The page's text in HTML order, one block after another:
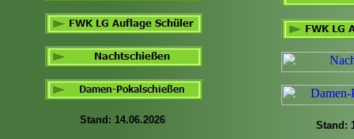
Stand: 14.06.2026 Stand: